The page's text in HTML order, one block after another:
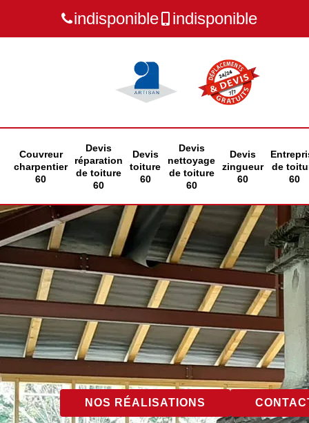
indisponible indisponible
Couvreur
charpentier
60
Devis
réparation
de toiture
60
Devis
toiture
60
Devis
nettoyage
de toiture
60
Devis
zingueur
60
de
60
NOS RÉALISATIONS